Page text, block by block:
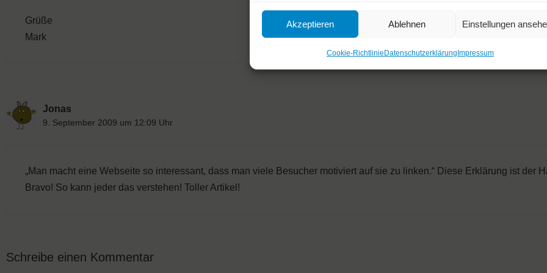
Akzeptieren Ablehnen Einstellungen
Cookie-Richtlinie Datenschutzerklärung Impressum
Grüße
Mark
Jonas
9. September 2009 um 12:09 Uhr
„Man macht eine Webseite so interessant, dass man viele Besucher motiviert auf sie zu linken.“ Diese Erklärung ist der
Bravo! So kann jeder das verstehen! Toller Artikel!
Schreibe einen Kommentar